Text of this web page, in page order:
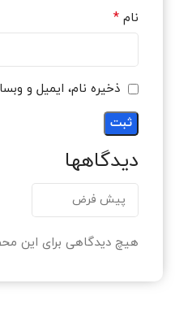
دیدگاهها
هیچ دیدگاهی برای این
نام *
ذخیره نام، ایمیل و